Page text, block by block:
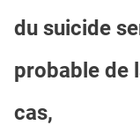
du suicide
probable de
cas,